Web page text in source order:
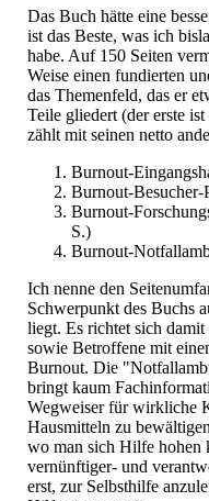
Das Buch hätte eine
ist das Beste, was ich
habe. Auf 150 Seiten
Weise einen fundierten
das Themenfeld, das er
Teile gliedert (der erste
zählt mit seinen netto
Burnout-
Burnout-
Burnout-
S.)
Burnout-
Ich nenne den
Schwerpunkt des Buchs
liegt. Es richtet sich
sowie Betroffene mit
Burnout. Die
bringt kaum
Wegweiser für wirkliche
Hausmitteln zu
wo man sich Hilfe hohen
vernünftiger- und
erst, zur Selbsthilfe